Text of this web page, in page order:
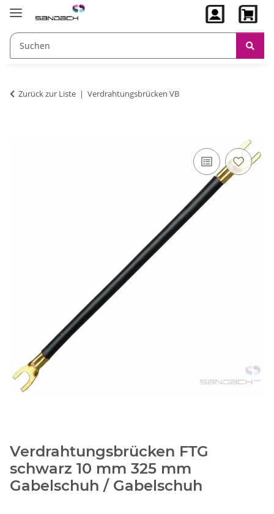
Zurück zur Liste Verdrahtungsbrücken VB
Verdrahtungsbrücken FTG
schwarz 10 mm 325 mm
Gabelschuh / Gabelschuh